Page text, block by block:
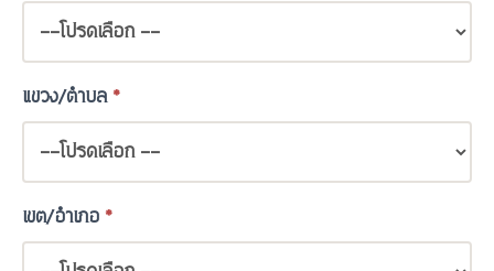
แขวง/ตำบล*
เขต/อำเภอ *